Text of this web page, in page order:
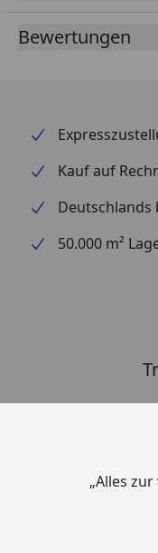
Bewertungen
Kauf auf
Deutschlands
50.000 m²
„Alles